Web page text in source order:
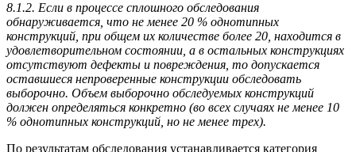
8.1.2. Если в процессе сплошного обследования
обнаруживается, что не менее 20 % однотипных
конструкций, при общем их количестве более 20, находится в
удовлетворительном состоянии, а в остальных конструкциях
отсутствуют дефекты и повреждения, то допускается
оставшиеся непроверенные конструкции обследовать
выборочно. Объем выборочно обследуемых конструкций
должен определяться конкретно (во всех случаях не менее 10
% однотипных конструкций, но не менее трех).
По результатам обследования устанавливается категория